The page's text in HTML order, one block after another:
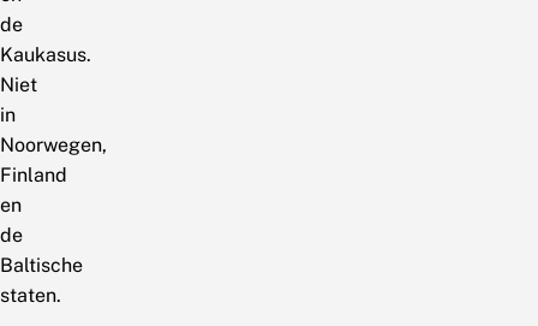
de
Kaukasus.
Niet
in
Noorwegen,
Finland
en
de
Baltische
staten.